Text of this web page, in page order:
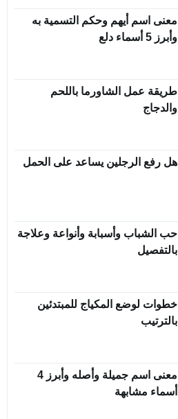
معنى اسم أيهم وحكم التسمية به
وأبرز 5 أسماء دلع
طريقة عمل الشاورما باللحم
والدجاج
هل رفع الرجلين يساعد على الحمل
حب الشباب وأسبابة وأنواعة وعلاجة
بالتفصيل
خطوات لوضع المكياج للمبتدئين
بالترتيب
معنى اسم جميلة وأصله وأبرز 4
أسماء مشابهة